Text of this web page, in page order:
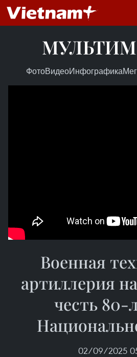
ФотоВидеоИнфографика
Военная
артиллерия
честь 80-
02/09/2025